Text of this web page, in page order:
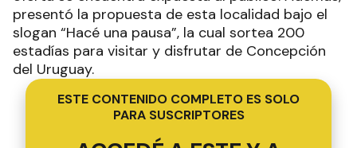
presentó la propuesta de esta localidad bajo el
slogan “Hacé una pausa”, la cual sortea 200
estadías para visitar y disfrutar de Concepción
del Uruguay.
ESTE CONTENIDO COMPLETO ES SOLO
PARA SUSCRIPTORES